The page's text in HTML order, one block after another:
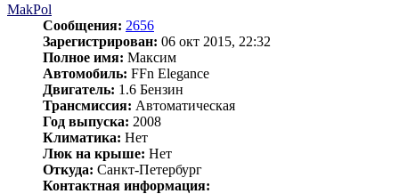
MakPol
Сообщения: 2656
Зарегистрирован: 06 окт 2015, 22:32
Полное имя: Максим
Автомобиль: FFn Elegance
Двигатель: 1.6 Бензин
Трансмиссия: Автоматическая
Год выпуска: 2008
Климатика: Нет
Люк на крыше: Нет
Откуда: Санкт-Петербург
Контактная информация: